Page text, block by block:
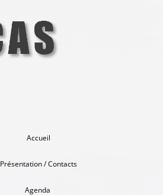
Accueil
Présentation / Contacts
Agenda